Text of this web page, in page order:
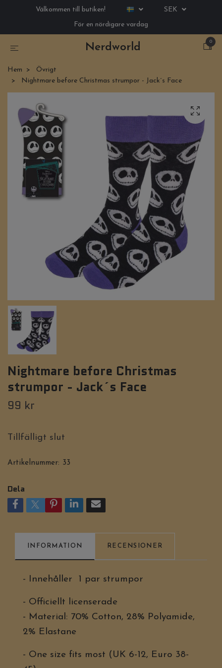
Välkommen till butiken!
SEK
För en nördigare vardag
Nerdworld
0
Hem
Övrigt
Nightmare before Christmas strumpor - Jack´s Face
Nightmare before Christmas
strumpor - Jack´s Face
99 kr
Tillfälligt slut
Artikelnummer: 33
Dela
INFORMATION RECENSIONER
- Innehåller 1 par strumpor
- Officiellt licenserade
- Material: 70% Cotton, 28% Polyamide,
2% Elastane
- One size fits most (UK 6-12, Euro 38-